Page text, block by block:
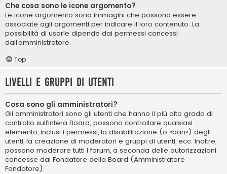
Che cosa sono le icone argomento?
Le icone argomento sono immagini che possono essere
associate agli argomenti per indicare il loro contenuto. La
possibilità di usarle dipende dai permessi concessi
dall’amministratore.
Top
Livelli e gruppi di utenti
Cosa sono gli amministratori?
Gli amministratori sono gli utenti che hanno il più alto grado di
controllo sull’intera Board; possono controllare qualsiasi
elemento, inclusi i permessi, la disabilitazione (o «ban») degli
utenti, la creazione di moderatori e gruppi di utenti, ecc. Inoltre,
possono moderare tutti i forum, a seconda delle autorizzazioni
concesse dal Fondatore della Board (Amministratore
Fondatore).